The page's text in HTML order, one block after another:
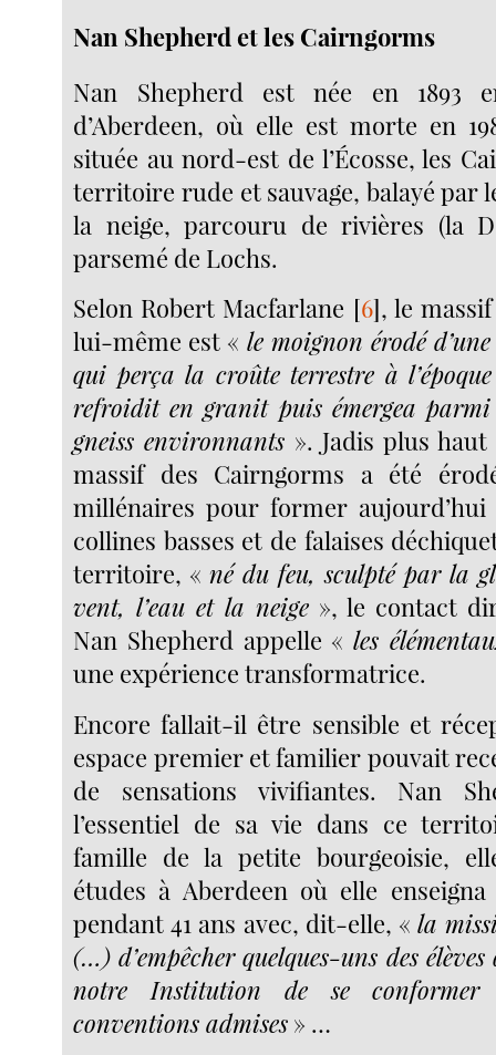
Nan Shepherd et les Cairngorms
Nan Shepherd est née en 1893
d’Aberdeen, où elle est morte en
située au nord-est de l’Écosse, les
territoire rude et sauvage, balayé par
la neige, parcouru de rivières (la
parsemé de Lochs.
Selon Robert Macfarlane [6], le
lui-même est « le moignon érodé
qui perça la croûte terrestre à
refroidit en granit puis émergea parmi
gneiss environnants ». Jadis plus
massif des Cairngorms a été
millénaires pour former
collines basses et de falaises
territoire, «né du feu, sculpté par la
vent, l’eau et la neige », le contact
Nan Shepherd appelle « les
une expérience transformatrice.
Encore fallait-il être sensible et
espace premier et familier pouvait
de sensations vivifiantes. Nan
l’essentiel de sa vie dans ce
famille de la petite bourgeoisie,
études à Aberdeen où elle enseigna
pendant 41 ans avec, dit-elle, « la
(…) d’empêcher quelques-uns des
notre Institution de se conformer
conventions admises » …